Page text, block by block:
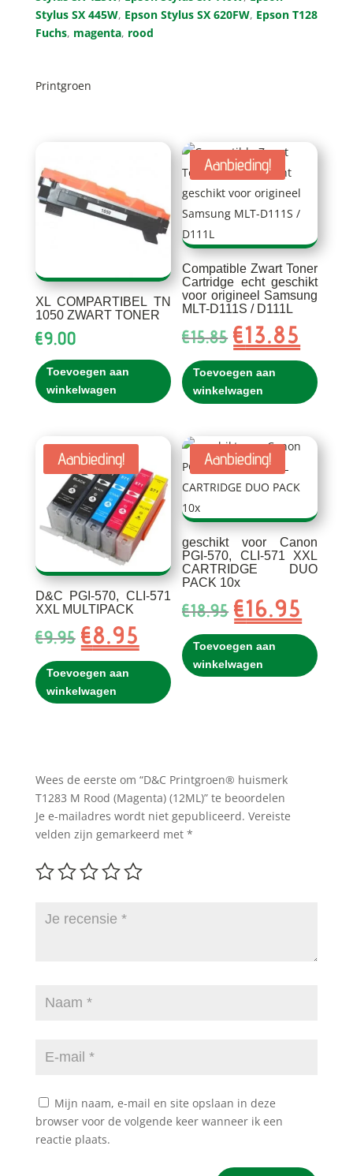
Stylus SX 445W, Epson Stylus SX 620FW, Epson T128
Fuchs, magenta, rood
Printgroen
XL COMPARTIBEL TN
1050 ZWART TONER
€9.00
Toevoegen aan
winkelwagen
Aanbieding!
Compatible Zwart Toner
Cartridge echt geschikt
voor origineel Samsung
MLT-D111S / D111L
€15.85 Oorspronkelijke
prijs
was:
€15.85.
€13.85
prijs
is:
€13.85.
Toevoegen aan
winkelwagen
Aanbieding!
D&C PGI-570, CLI-571
XXL MULTIPACK
€9.95 Oorspronkelijke
prijs
was:
€9.95.
€8.95 Huidige
prijs
€8.95.
Toevoegen aan
winkelwagen
Aanbieding!
geschikt voor Canon
PGI-570, CLI-571 XXL
CARTRIDGE DUO
PACK 10x
€18.95 Oorspronkelijke
prijs
was:
€18.95.
€16.95
prijs
is:
€16.95.
Toevoegen aan
winkelwagen
Wees de eerste om “D&C Printgroen® huismerk
T1283 M Rood (Magenta) (12ML)” te beoordelen
Je e-mailadres wordt niet gepubliceerd. Vereiste
velden zijn gemarkeerd met *
Mijn naam, e-mail en site opslaan in deze
browser voor de volgende keer wanneer ik een
reactie plaats.